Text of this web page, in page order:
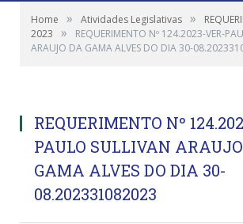
Home » Atividades Legislativas »
2023
»
REQUERIMENTO Nº 124.2023-VER-
ARAUJO DA GAMA ALVES DO DIA 30-
REQUERIMENTO Nº
PAULO SULLIVAN
GAMA ALVES DO DIA 30-
08.202331082023